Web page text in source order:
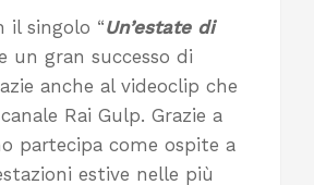
il singolo “Un’estate di
un gran successo di
anche al videoclip che
Rai Gulp. Grazie a
partecipa come ospite a
estive nelle più